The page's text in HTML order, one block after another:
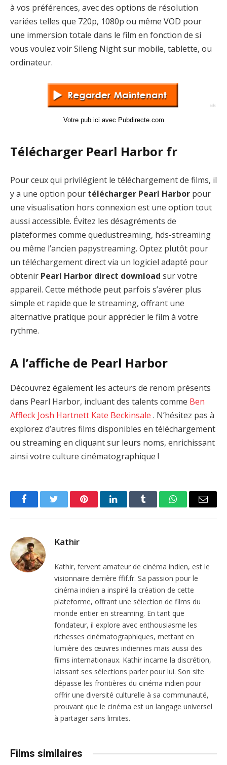
à vos préférences, avec des options de résolution
variées telles que 720p, 1080p ou même VOD pour
une immersion totale dans le film en fonction de si
vous voulez voir Sileng Night sur mobile, tablette, ou
ordinateur.
Votre pub ici avec Pubdirecte.com
Télécharger Pearl Harbor fr
Pour ceux qui privilégient le téléchargement de films, il
y a une option pour télécharger Pearl Harbor pour
une visualisation hors connexion est une option tout
aussi accessible. Évitez les désagréments de
plateformes comme quedustreaming, hds-streaming
ou même l’ancien papystreaming. Optez plutôt pour
un téléchargement direct via un logiciel adapté pour
obtenir Pearl Harbor direct download sur votre
appareil. Cette méthode peut parfois s’avérer plus
simple et rapide que le streaming, offrant une
alternative pratique pour apprécier le film à votre
rythme.
A l’affiche de Pearl Harbor
Découvrez également les acteurs de renom présents
dans Pearl Harbor, incluant des talents comme Ben
Affleck Josh Hartnett Kate Beckinsale . N’hésitez pas à
explorez d’autres films disponibles en téléchargement
ou streaming en cliquant sur leurs noms, enrichissant
ainsi votre culture cinématographique !
FacebookTwitter PinterestLinkedInTumblr WhatsAppEmail
Kathir
Kathir, fervent amateur de cinéma indien, est le
visionnaire derrière ffif.fr. Sa passion pour le
cinéma indien a inspiré la création de cette
plateforme, offrant une sélection de films du
monde entier en streaming. En tant que
fondateur, il explore avec enthousiasme les
richesses cinématographiques, mettant en
lumière des œuvres indiennes mais aussi des
films internationaux. Kathir incarne la discrétion,
laissant ses sélections parler pour lui. Son site
dépasse les frontières du cinéma indien pour
offrir une diversité culturelle à sa communauté,
prouvant que le cinéma est un langage universel
à partager sans limites.
Films similaires